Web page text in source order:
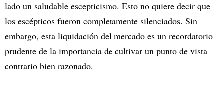
lado un saludable escepticismo. Esto no quiere decir que
los escépticos fueron completamente silenciados. Sin
embargo, esta liquidación del mercado es un recordatorio
prudente de la importancia de cultivar un punto de vista
contrario bien razonado.